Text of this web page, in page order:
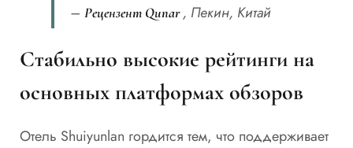
– Рецензент Qunar, Пекин, Китай
Стабильно высокие рейтинги на
основных платформах обзоров
Отель Shuiyunlan гордится тем, что поддерживает